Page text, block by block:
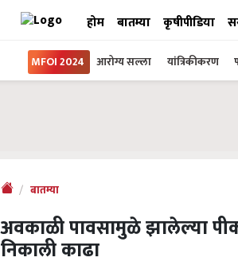
होम बातम्या कृषीपीडिया
MFOI 2024 आरोग्य सल्ला यांत्रिकीकरण
बातम्या
अवकाळी पावसामुळे झालेल्या
निकाली काढा